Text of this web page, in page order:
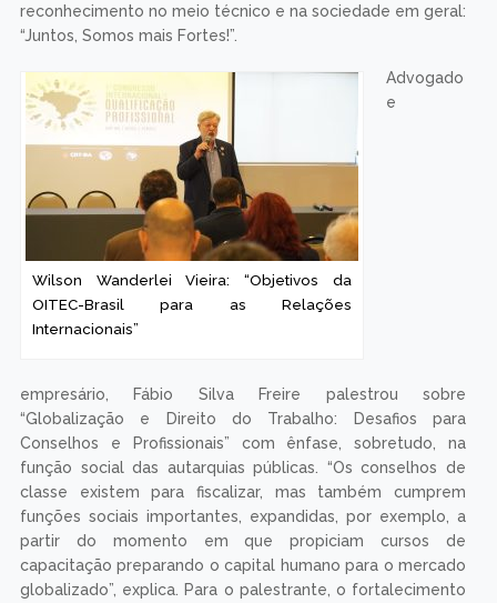
reconhecimento no meio técnico e na sociedade em geral:
“Juntos, Somos mais Fortes!”.
Wilson Wanderlei Vieira: “Objetivos da
OITEC-Brasil para as Relações
Internacionais”
Advogado
e
empresário, Fábio Silva Freire palestrou sobre
“Globalização e Direito do Trabalho: Desafios para
Conselhos e Profissionais” com ênfase, sobretudo, na
função social das autarquias públicas. “Os conselhos de
classe existem para fiscalizar, mas também cumprem
funções sociais importantes, expandidas, por exemplo, a
partir do momento em que propiciam cursos de
capacitação preparando o capital humano para o mercado
globalizado”, explica. Para o palestrante, o fortalecimento